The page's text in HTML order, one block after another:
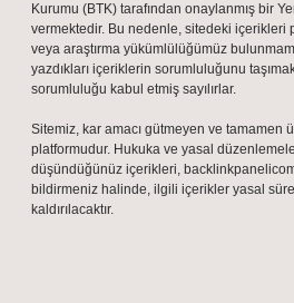
Kurumu (BTK) tarafından onaylanmış bir
vermektedir. Bu nedenle, sitedeki içerikleri
veya araştırma yükümlülüğümüz
yazdıkları içeriklerin sorumluluğunu
sorumluluğu kabul etmiş sayılırlar.
Sitemiz, kar amacı gütmeyen ve tamamen
platformudur. Hukuka ve yasal
düşündüğünüz içerikleri,
bildirmeniz halinde, ilgili içerikler yasal
kaldırılacaktır.